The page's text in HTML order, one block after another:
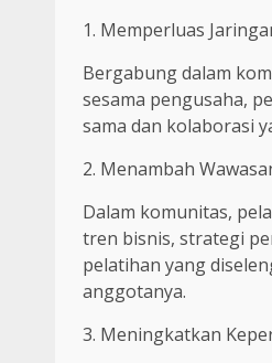
1. Memperluas
Bergabung dalam
sesama pengusaha,
sama dan kolaborasi
2. Menambah
Dalam komunitas,
tren bisnis, strategi
pelatihan yang
anggotanya.
3. Meningkatkan